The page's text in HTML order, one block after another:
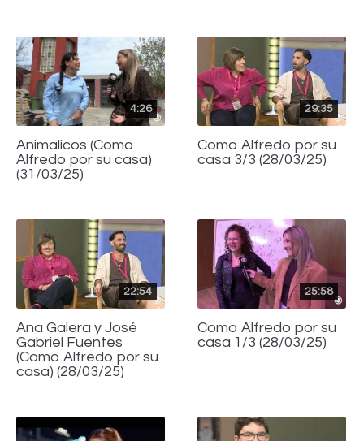
4:26
Animalicos (Como
Alfredo por su casa)
(31/03/25)
29:35
Como Alfredo por su
casa 3/3 (28/03/25)
22:54
Ana Galera y José
Gabriel Fuentes
(Como Alfredo por su
casa) (28/03/25)
25:58
Como Alfredo por su
casa 1/3 (28/03/25)